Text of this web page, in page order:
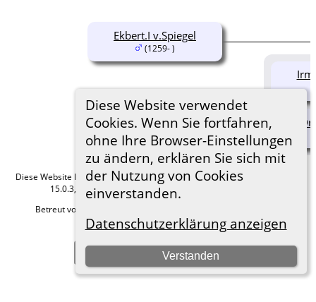
Diese Website verwendet
Cookies. Wenn Sie fortfahren,
ohne Ihre Browser-Einstellungen
zu ändern, erklären Sie sich mit
der Nutzung von Cookies
einverstanden.
Datenschutzerklärung anzeigen
Verstanden
Ekbert.I v.Spiegel
(1259- )
Diese Website läuft mit The Next Generation of Genealogy Sitebuilding
15.0.3, programmiert von Darrin Lythgoe © 2001-2026.
Betreut von
Hier geht es zum Impressum
Zur Desktop-Webseite wechseln